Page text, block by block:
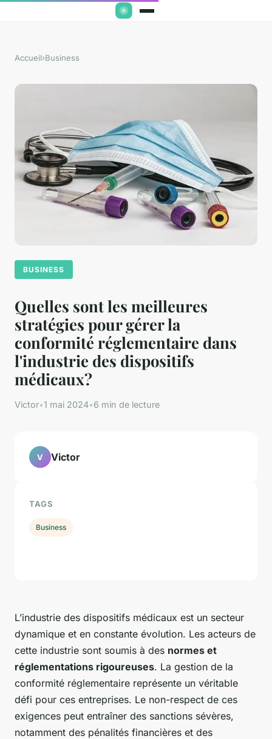
Accueil›Business
BUSINESS
Quelles sont les meilleures
stratégies pour gérer la
conformité réglementaire dans
l'industrie des dispositifs
médicaux?
Victor•1 mai 2024•6 min de lecture
L’industrie des dispositifs médicaux est un secteur
dynamique et en constante évolution. Les acteurs de
cette industrie sont soumis à des normes et
réglementations rigoureuses. La gestion de la
conformité réglementaire représente un véritable
défi pour ces entreprises. Le non-respect de ces
exigences peut entraîner des sanctions sévères,
notamment des pénalités financières et des
V Victor
TAGS
Business